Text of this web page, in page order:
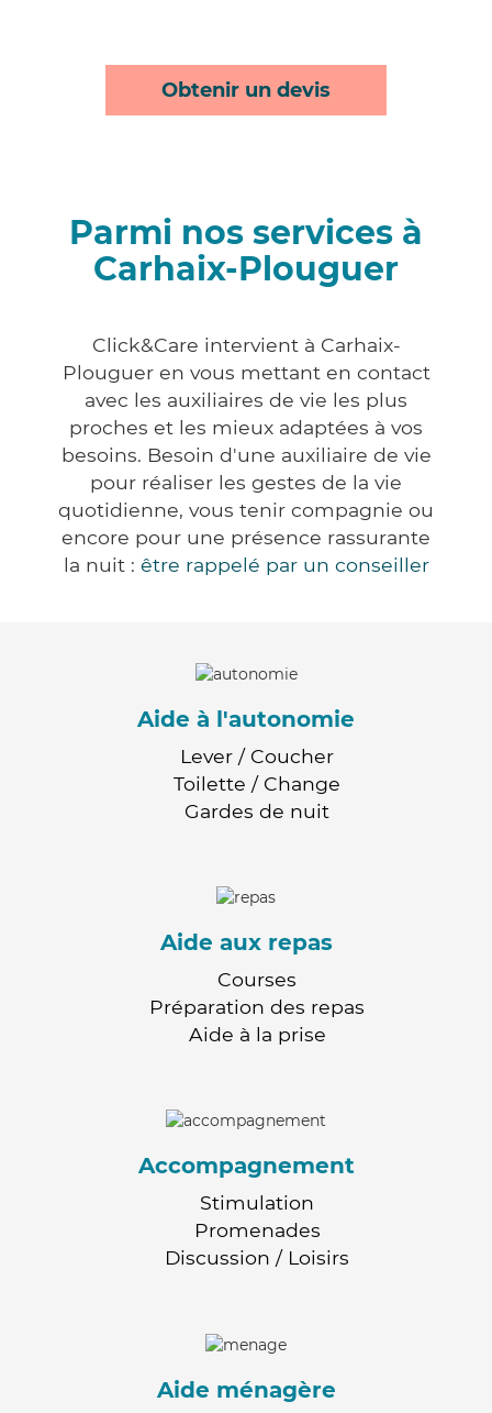
Obtenir un devis
Parmi nos services à
Carhaix-Plouguer
Click&Care intervient à Carhaix-
Plouguer en vous mettant en contact
avec les auxiliaires de vie les plus
proches et les mieux adaptées à vos
besoins. Besoin d'une auxiliaire de vie
pour réaliser les gestes de la vie
quotidienne, vous tenir compagnie ou
encore pour une présence rassurante
la nuit : être rappelé par un conseiller
Aide à l'autonomie
Lever / Coucher
Toilette / Change
Gardes de nuit
Aide aux repas
Courses
Préparation des repas
Aide à la prise
Accompagnement
Stimulation
Promenades
Discussion / Loisirs
Aide ménagère